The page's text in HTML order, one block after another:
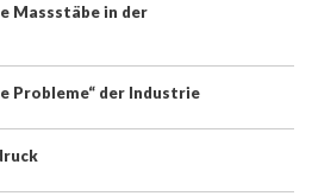
Massstäbe in der
Probleme“ der Industrie